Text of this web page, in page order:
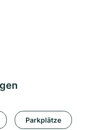
Parkplätze